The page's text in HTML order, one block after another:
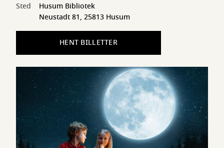
Sted
Husum Bibliotek
Neustadt 81, 25813 Husum
HENT BILLETTER